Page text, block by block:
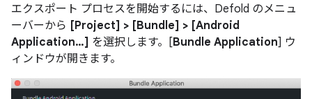
エクスポート プロセスを開始するには、Defold のメニュ
ーバーから [Project] > [Bundle] > [Android
Application…] を選択します。[Bundle Application] ウ
ィンドウが開きます。